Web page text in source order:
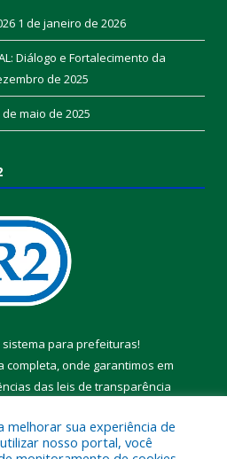
1 de janeiro de 2026
Diálogo e Fortalecimento da
de 2025
de maio de 2025
sistema para prefeituras!
completa, onde garantimos em
das leis de transparência
Transparência Pública
melhorar sua experiência de
nosso portal, você